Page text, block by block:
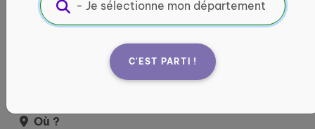
C'EST PARTI !
Chaussy
INFORMATIQUE ET ACCÈS AUX DROITS
Informations pratiques :
Où ?